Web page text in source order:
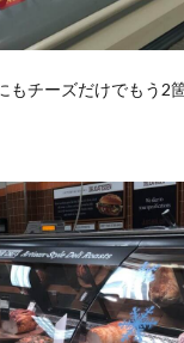
チーズだけでもう2